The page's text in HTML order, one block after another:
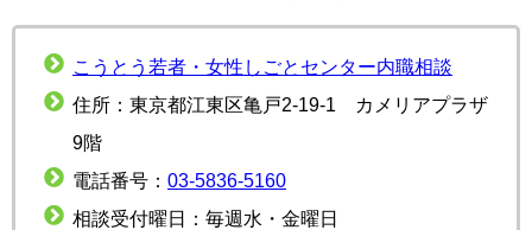
こうとう若者・女性しごとセンター内職相談
住所：東京都江東区亀戸2-19-1 カメリアプラザ
9階
電話番号： 03-5836-5160
相談受付曜日：毎週水・金曜日